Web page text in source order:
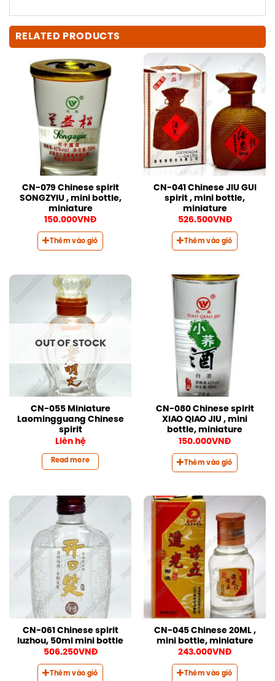
RELATED PRODUCTS
CN-079 Chinese spirit
SONGZYIU , mini bottle,
miniature
150.000VNĐ
Thêm vào giỏ
CN-041 Chinese JIU GUI
spirit , mini bottle,
miniature
526.500VNĐ
Thêm vào giỏ
OUT OF STOCK
CN-055 Miniature
Laomingguang Chinese
spirit
Liên hệ
Read more
CN-080 Chinese spirit
XIAO QIAO JIU , mini
bottle, miniature
150.000VNĐ
Thêm vào giỏ
CN-061 Chinese spirit
luzhou, 50ml mini bottle
506.250VNĐ
Thêm vào giỏ
CN-045 Chinese 20ML ,
mini bottle, miniature
243.000VNĐ
Thêm vào giỏ